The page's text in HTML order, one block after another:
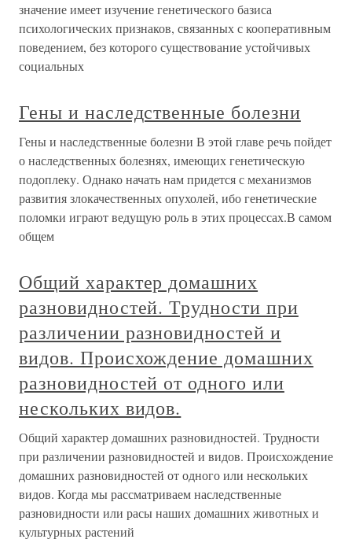
значение имеет изучение генетического базиса
психологических признаков, связанных с кооперативным
поведением, без которого существование устойчивых
социальных
Гены и наследственные болезни
Гены и наследственные болезни В этой главе речь пойдет
о наследственных болезнях, имеющих генетическую
подоплеку. Однако начать нам придется с механизмов
развития злокачественных опухолей, ибо генетические
поломки играют ведущую роль в этих процессах.В самом
общем
Общий характер домашних
разновидностей. Трудности при
различении разновидностей и
видов. Происхождение домашних
разновидностей от одного или
нескольких видов.
Общий характер домашних разновидностей. Трудности
при различении разновидностей и видов. Происхождение
домашних разновидностей от одного или нескольких
видов. Когда мы рассматриваем наследственные
разновидности или расы наших домашних животных и
культурных растений